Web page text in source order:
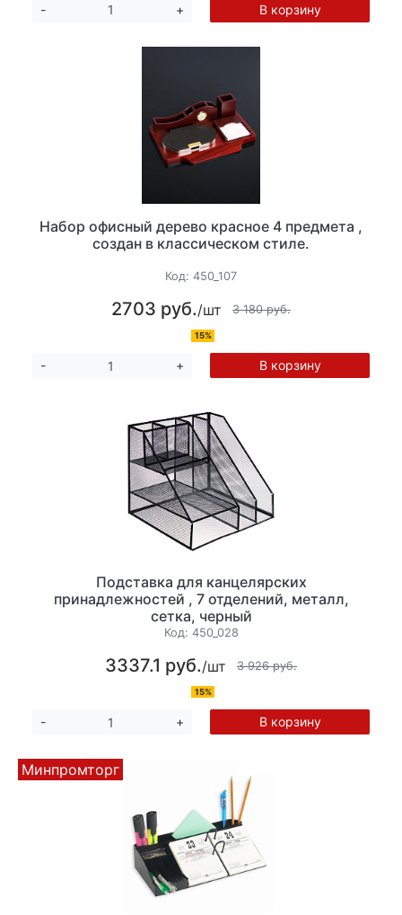
- + В корзину
Набор офисный дерево красное 4 предмета ,
создан в классическом стиле.
Код: 450_107
2703 руб./шт 3 180 руб.
15%
- + В корзину
Подставка для канцелярских
принадлежностей , 7 отделений, металл,
сетка, черный
Код: 450_028
3337.1 руб./шт 3 926 руб.
15%
- + В корзину
Минпромторг